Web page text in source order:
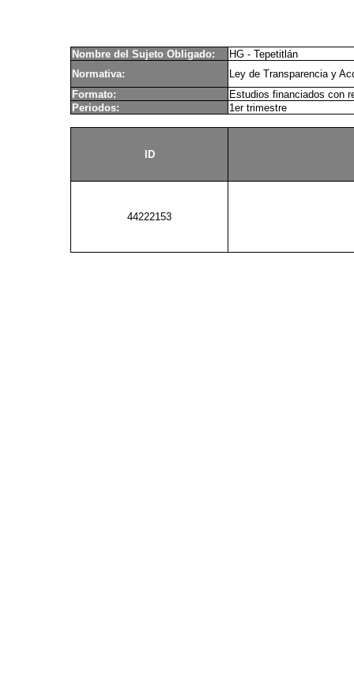
Nombre del Sujeto Obligado:
HG - Tepetitlán
Normativa:
Ley de Transparencia y
Formato:
Estudios financiados con
Periodos:
1er trimestre
ID
44222153